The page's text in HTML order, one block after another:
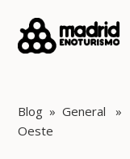
Blog »General »
Oeste